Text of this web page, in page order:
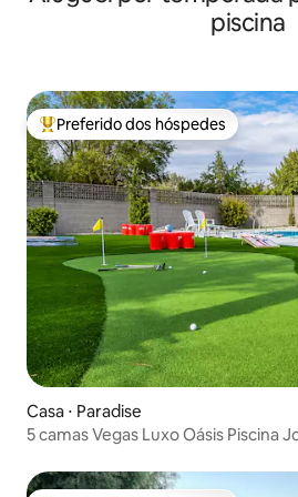
piscina
Entre os melhores preferidos dos
Preferido dos hóspedes
Casa ⋅ Paradise
5 camas Vegas Luxo Oásis Piscina